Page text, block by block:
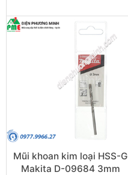
Mũi khoan kim loại HSS-G
Makita D-09684 3mm